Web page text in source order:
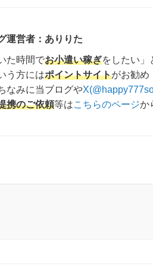
運営者：ありりた
た時間でお小遣い稼ぎをしたい」
う方にはポイントサイトがお勧め
なみに当ブログや
携のご依頼等はこちらのページか